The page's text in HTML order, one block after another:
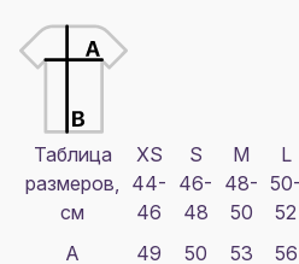
Таблица
размеров,
см
XS
44-
46
S
46-
48
M
48-
50
L
50-
52
A
49 50 53 56